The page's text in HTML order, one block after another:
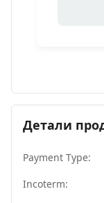
Детали
Payment Type:
Incoterm: